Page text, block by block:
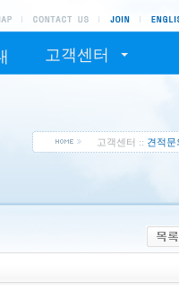
고객센터
고객센터 :: 견적문